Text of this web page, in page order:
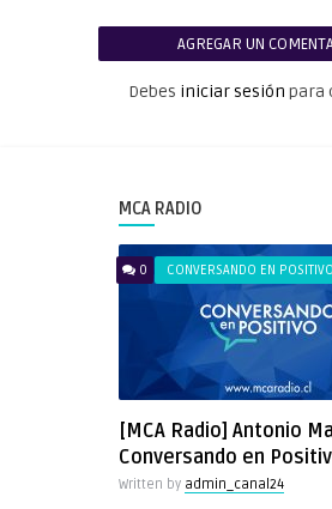
AGREGAR UN
Debes iniciar sesión para
MCA RADIO
0 CONVERSANDO EN POSITIVO
[MCA Radio] Antonio
Conversando en
Written by admin_canal24